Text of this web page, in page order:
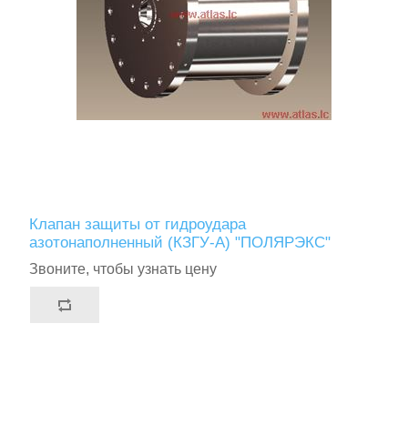
Клапан защиты от гидроудара
азотонаполненный (КЗГУ-А) "ПОЛЯРЭКС"
Звоните, чтобы узнать цену